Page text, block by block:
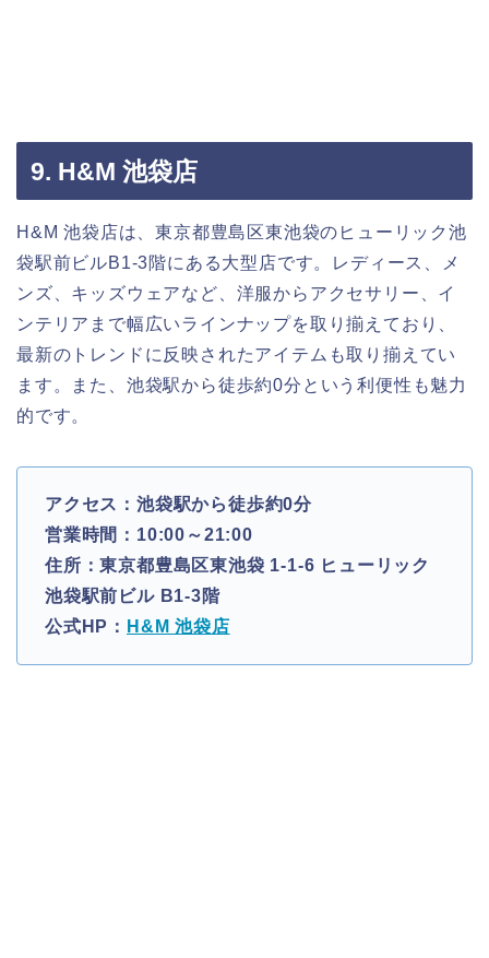
9. H&M 池袋店
H&M 池袋店は、東京都豊島区東池袋のヒューリック池
袋駅前ビルB1-3階にある大型店です。レディース、メ
ンズ、キッズウェアなど、洋服からアクセサリー、イ
ンテリアまで幅広いラインナップを取り揃えており、
最新のトレンドに反映されたアイテムも取り揃えてい
ます。また、池袋駅から徒歩約0分という利便性も魅力
的です。
アクセス：池袋駅から徒歩約0分
営業時間：10:00～21:00
住所：東京都豊島区東池袋 1-1-6 ヒューリック
池袋駅前ビル B1-3階
公式HP： H&M 池袋店